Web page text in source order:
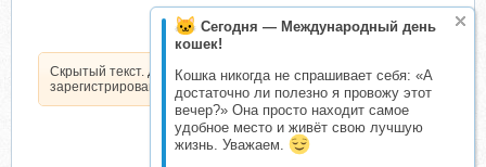
Сегодня — Международный день
кошек!
Кошка никогда не спрашивает себя: «А
достаточно ли полезно я провожу этот
вечер?» Она просто находит самое
удобное место и живёт свою лучшую
жизнь. Уважаем.
Скрытый текст. Доступен только
зарегистрированным пользователям.